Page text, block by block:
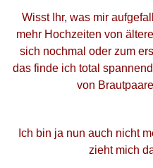
Wisst Ihr, was mir
mehr Hochzeiten von
sich nochmal oder zum
das finde ich total
von
Ich bin ja nun auch nicht
zieht mich